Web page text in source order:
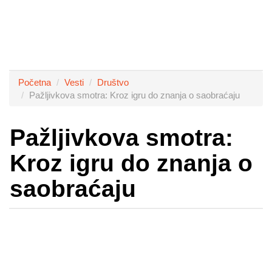
Početna Vesti
Društvo
Pažljivkova smotra: Kroz igru do znanja o saobraćaju
Pažljivkova smotra:
Kroz igru do znanja o
saobraćaju